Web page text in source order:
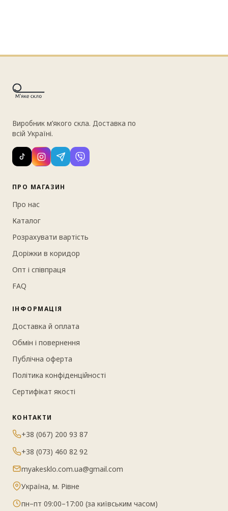
Виробник м’якого скла. Доставка по
всій Україні.
ПРО МАГАЗИН
Про нас
Каталог
Розрахувати вартість
Доріжки в коридор
Опт і співпраця
FAQ
ІНФОРМАЦІЯ
Доставка й оплата
Обмін і повернення
Публічна оферта
Політика конфіденційності
Сертифікат якості
КОНТАКТИ
+38 (067) 200 93 87
+38 (073) 460 82 92
myakesklo.com.ua@gmail.com
Україна, м. Рівне
пн–пт 09:00–17:00 (за київським часом)